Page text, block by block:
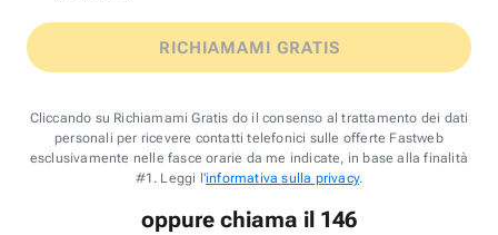
RICHIAMAMI GRATIS
Cliccando su Richiamami Gratis do il consenso al trattamento dei dati
personali per ricevere contatti telefonici sulle offerte Fastweb
esclusivamente nelle fasce orarie da me indicate, in base alla finalità
#1. Leggi l'informativa sulla privacy.
oppure chiama il 146